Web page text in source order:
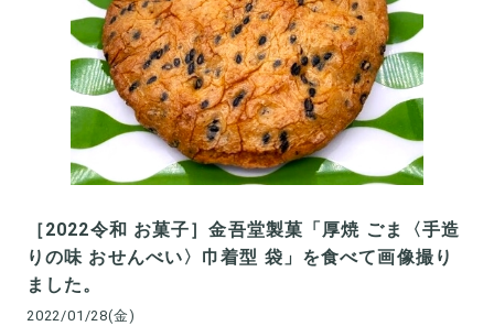
［2022令和 お菓子］金吾堂製菓「厚焼 ごま〈手造
りの味 おせんべい〉巾着型 袋」を食べて画像撮り
ました。
2022/01/28(金)